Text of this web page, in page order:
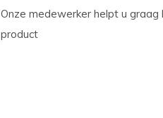
Onze medewerker helpt u
product